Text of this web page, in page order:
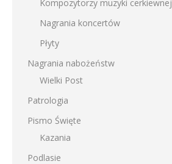
Kompozytorzy muzyki cerkiewnej
Nagrania koncertów
Płyty
Nagrania nabożeństw
Wielki Post
Patrologia
Pismo Święte
Kazania
Podlasie